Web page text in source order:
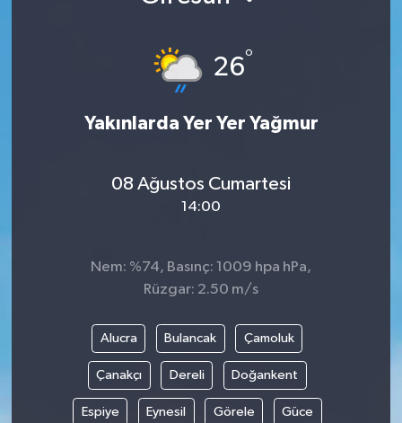
26°
Yakınlarda Yer Yer Yağmur
08 Ağustos Cumartesi
14:00
Nem: %74, Basınç: 1009 hpa hPa,
Rüzgar: 2.50 m/s
Alucra Bulancak Çamoluk
Çanakçı Dereli Doğankent
Espiye Eynesil Görele Güce
SELENDİ
GÖLMARMARA
KÖPRÜBAŞI
SOMA
SALİHLİ
ŞEHZADELER
SOMA
TURGUTLU
KÜLTÜR SANAT
YAZARLAR
MANİSA'NIN YÖRESEL LEZZETLERİ